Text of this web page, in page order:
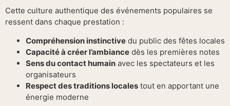
Cette culture authentique des événements populaires se
ressent dans chaque prestation :
Compréhension instinctive du public des fêtes locales
Capacité à créer l’ambiance dès les premières notes
Sens du contact humain avec les spectateurs et les
organisateurs
Respect des traditions locales tout en apportant une
énergie moderne